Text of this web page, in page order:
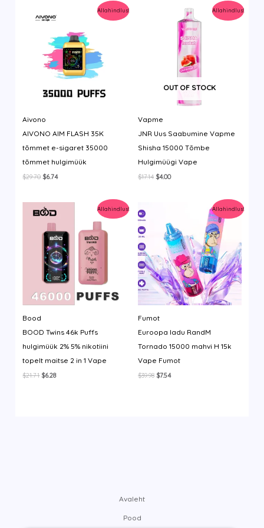
Allahindlus!
Aivono
AIVONO AIM FLASH 35K
tõmmet e-sigaret 35000
tõmmet hulgimüük
$29.70Algne
$29.70.
$6.74Current
$6.74.
Allahindlus!
OUT OF STOCK
Vapme
JNR Uus Saabumine Vapme
Shisha 15000 Tõmbe
Hulgimüügi Vape
$17.14 Algne
$4.00Current
Allahindlus!
Bood
BOOD Twins 46k Puffs
hulgimüük 2% 5% nikotiini
topelt maitse 2 in 1 Vape
$21.71Algne
$6.28Current
Allahindlus!
Fumot
Euroopa ladu RandM
Tornado 15000 mahvi H 15k
Vape Fumot
$39.98 Algne
$7.54Current
Avaleht
Pood